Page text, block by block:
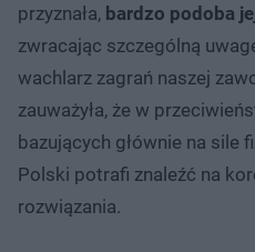
przyznała, bardzo podoba
zwracając szczególną
wachlarz zagrań naszej
zauważyła, że w
bazujących głównie na sile
Polski potrafi znaleźć na
rozwiązania.